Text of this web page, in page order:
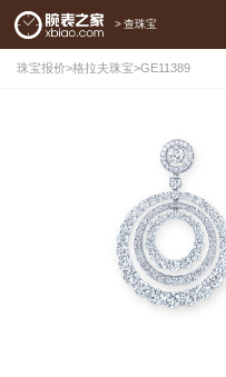
> 查珠宝
珠宝报价>格拉夫珠宝>GE11389